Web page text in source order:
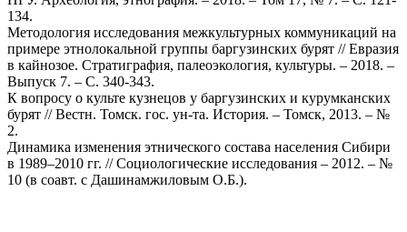
134.
Методология исследования межкультурных коммуникаций на
примере этнолокальной группы баргузинских бурят // Евразия
в кайнозое. Стратиграфия, палеоэкология, культуры. – 2018. –
Выпуск 7. – С. 340-343.
К вопросу о культе кузнецов у баргузинских и курумканских
бурят // Вестн. Томск. гос. ун-та. История. – Томск, 2013. – №
2.
Динамика изменения этнического состава населения Сибири
в 1989–2010 гг. // Социологические исследования – 2012. – №
10 (в соавт. с Дашинамжиловым О.Б.).